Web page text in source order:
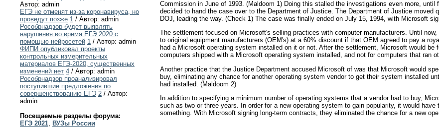
Автор: admin
ЕГЭ не отменят из-за коронавируса, но
проведут позже 1 / Автор: admin
Рособрнадзор будет выявлять
нарушения во время ЕГЭ 2020 с
помощью нейросетей 1 / Автор: admin
ФИПИ опубликовал проекты
контрольных измерительных
материалов ЕГЭ-2020, существенных
изменений нет 4 / Автор: admin
Рособрнадзор проанализировал
поступившие предложения по
совершенствованию ЕГЭ 2 / Автор:
admin
Посещаемые разделы форума:
ЕГЭ 2021, ВУЗы России
Commission in June of 1993. (Maldoom 1) Doing this stalled the investigations even more,
decided to hand the case over to the Department of Justice. The Department of Justice
DOJ, leading the way. (Check 1) The case was finally ended on July 15, 1994, with Microsoft
The settlement focused on Microsoft's selling practices with computer manufacturers. Until
to original equipment manufacturers (OEM's) at a 60% discount if that OEM agreed to pay a
had a Microsoft operating system installed on it or not. After the settlement, Microsoft would
computers shipped with a Microsoft operating system installed, and not for computers that ran
Another practice that the Justice Department accused Microsoft of was that Microsoft would
buy, eliminating any chance for another operating system vendor to get their system installed
had installed. (Maldoom 2)
In addition to specifying a minimum number of operating systems that a vendor had to buy,
such as two or three years. In order for a new operating system to gain popularity, it would
something. With Microsoft signing long-term contracts, they eliminated the chance for a new